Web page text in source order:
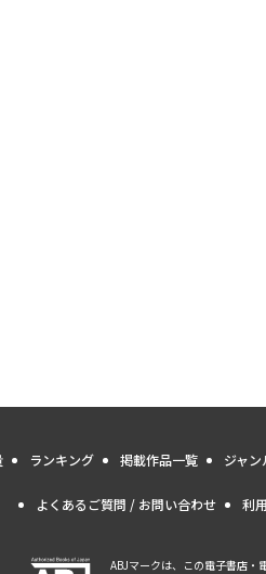
ランキング 掲載作品一覧 ジャ
よくあるご質問 / お問い合わせ 利
ABJマークは、この電子書店・